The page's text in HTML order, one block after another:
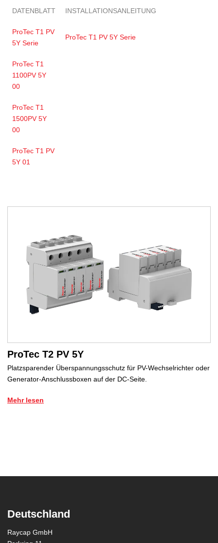
DATENBLATT INSTALLATIONSANLEITUNG
ProTec T1 PV
5Y Serie
ProTec T1 PV 5Y Serie
ProTec T1
1100PV 5Y
00
ProTec T1
1500PV 5Y
00
ProTec T1 PV
5Y 01
ProTec T2 PV 5Y
Platzsparender Überspannungsschutz für PV-Wechselrichter oder
Generator-Anschlussboxen auf der DC-Seite.
Mehr lesen
Deutschland
Raycap GmbH